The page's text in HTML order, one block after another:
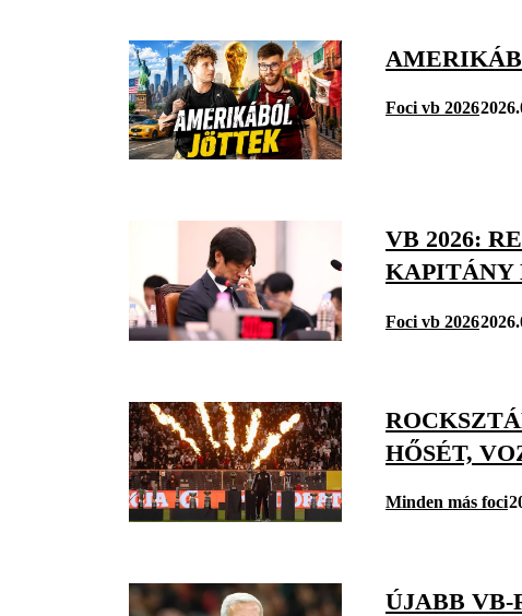
Foci vb 2026
VB 2026:
KAPITÁNY
Foci vb 2026
HŐSÉT,
Minden más foci
ÚJABB